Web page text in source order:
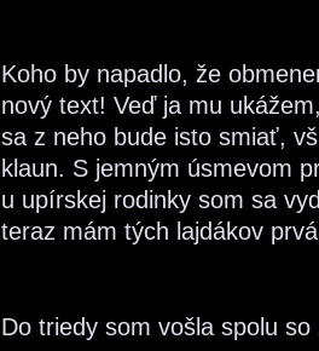
Koho by napadlo, že
nový text! Veď ja mu
sa z neho bude isto smiať,
klaun. S jemným úsmevom
u upírskej rodinky som sa
teraz mám tých lajdákov
Do triedy som vošla spolu